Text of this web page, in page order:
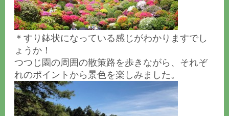
＊すり鉢状になっている感じがわかりますでし
ょうか！
つつじ園の周囲の散策路を歩きながら、それぞ
れのポイントから景色を楽しみました。